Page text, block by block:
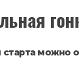
можно